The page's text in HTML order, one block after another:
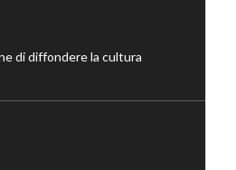
di diffondere la cultura